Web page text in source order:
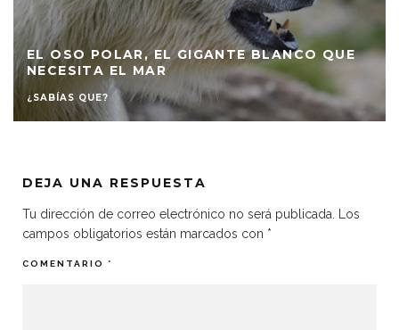
EL OSO POLAR, EL GIGANTE BLANCO QUE
NECESITA EL MAR
¿SABÍAS QUE?
DEJA UNA RESPUESTA
Tu dirección de correo electrónico no será publicada.
Los
campos obligatorios están marcados con *
COMENTARIO *